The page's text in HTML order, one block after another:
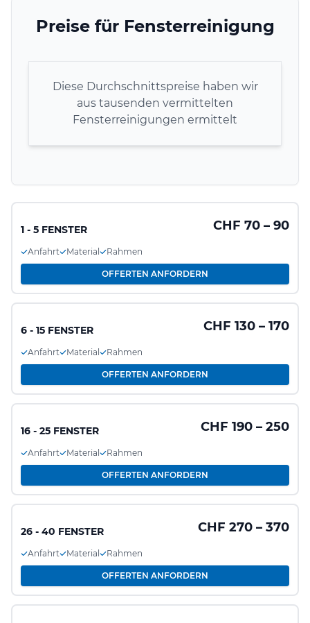
Preise für Fensterreinigung
Diese Durchschnittspreise haben wir
aus tausenden vermittelten
Fensterreinigungen ermittelt
1 - 5 FENSTER CHF 70 – 90
Anfahrt Material Rahmen
OFFERTEN ANFORDERN
6 - 15 FENSTER CHF 130 – 170
Anfahrt Material Rahmen
OFFERTEN ANFORDERN
16 - 25 FENSTER CHF 190 – 250
Anfahrt Material Rahmen
OFFERTEN ANFORDERN
26 - 40 FENSTER CHF 270 – 370
Anfahrt Material Rahmen
OFFERTEN ANFORDERN